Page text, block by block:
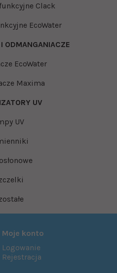
Clack
EcoWater
ODMANGANIACZE
EcoWater
Maxima
UV
UV
Moje konto
Logowanie
Rejestracja